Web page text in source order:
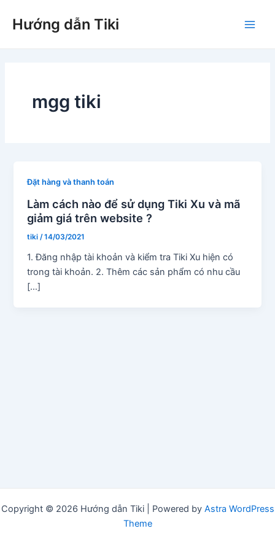
Hướng dẫn Tiki
mgg tiki
Đặt hàng và thanh toán
Làm cách nào để sử dụng Tiki Xu và mã
giảm giá trên website ?
tiki/14/03/2021
1. Đăng nhập tài khoản và kiểm tra Tiki Xu hiện có
trong tài khoản. 2. Thêm các sản phẩm có nhu cầu
[…]
Copyright © 2026 Hướng dẫn Tiki | Powered by Astra WordPress
Theme